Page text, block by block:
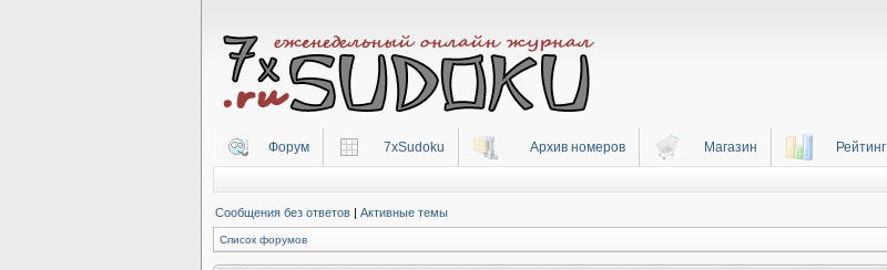
Форум 7xSudoku Архив номеров Магазин Рейтинг
Сообщения без ответов | Активные темы
Список форумов